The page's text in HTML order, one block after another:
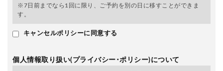
※7日前までなら1回に限り、ご予約を別の日に移すことができま
す。
キャンセルポリシーに同意する
個人情報取り扱い(プライバシー･ポリシー)について